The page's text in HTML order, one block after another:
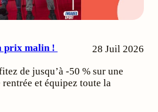
prix malin ! 28 Juil 2026
de jusqu’à -50 % sur une
et équipez toute la